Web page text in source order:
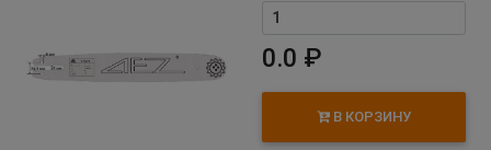
0.0 ₽
В КОРЗИНУ